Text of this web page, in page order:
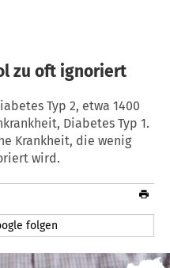
zu oft ignoriert
Typ 2, etwa 1400
Diabetes Typ 1.
Krankheit, die wenig
wird.
folgen